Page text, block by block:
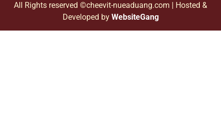
All Rights reserved ©cheevit-nueaduang.com | Hosted &
Developed byWebsiteGang